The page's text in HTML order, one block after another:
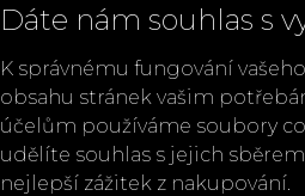
Dáte nám souhlas s
K správnému fungování
obsahu stránek vašim
účelům používáme soubory
udělíte souhlas s jejich
nejlepší zážitek z nakupování.